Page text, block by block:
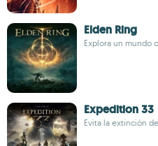
Elden Ring
Explora un mundo
Expedition 33
Evita la extinción